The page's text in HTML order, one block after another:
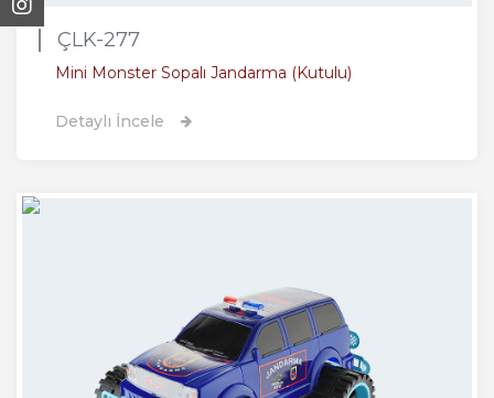
ÇLK-277
Mini Monster Sopalı Jandarma (Kutulu)
Detaylı İncele